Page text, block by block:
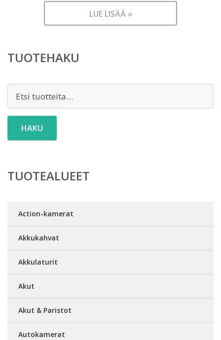
LUE LISÄÄ »
TUOTEHAKU
HAKU
TUOTEALUEET
Action-kamerat
Akkukahvat
Akkulaturit
Akut
Akut & Paristot
Autokamerat